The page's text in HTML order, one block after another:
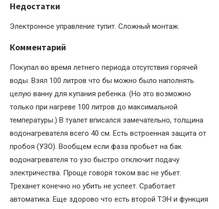
Недостатки
Электронное управление тупит. Сложный монтаж.
Комментарий
Покупал во время летнего периода отсутствия горячей
воды. Взял 100 литров что бы можно было наполнять
целую ванну для купания ребенка. (Но это возможно
только при нагреве 100 литров до максимальной
температуры.) В туалет вписался замечательно, толщина
водонагревателя всего 40 см. Есть встроенная защита от
пробоя (УЗО). Вообщем если фаза пробьет на бак
водонагревателя то узо быстро отключит подачу
электричества. Проще говоря током вас не убьет.
Треханет конечно но убить не успеет. Сработает
автоматика. Еще здорово что есть второй ТЭН и функция